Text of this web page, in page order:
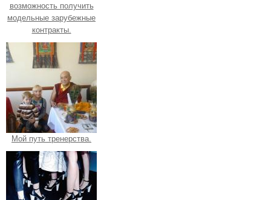
возможность получить
модельные зарубежные
контракты.
Мой путь тренерства.